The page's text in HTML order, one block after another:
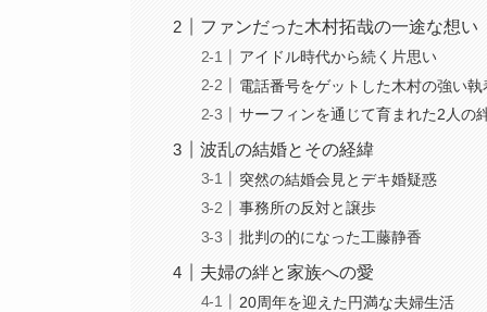
ファンだった木村拓哉の一途な想い
アイドル時代から続く片思い
電話番号をゲットした木村の強い執
サーフィンを通じて育まれた2人の
波乱の結婚とその経緯
突然の結婚会見とデキ婚疑惑
事務所の反対と譲歩
批判の的になった工藤静香
夫婦の絆と家族への愛
20周年を迎えた円満な夫婦生活